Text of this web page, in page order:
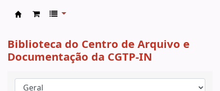
Biblioteca do Centro de Arquivo e
Documentação da CGTP-IN